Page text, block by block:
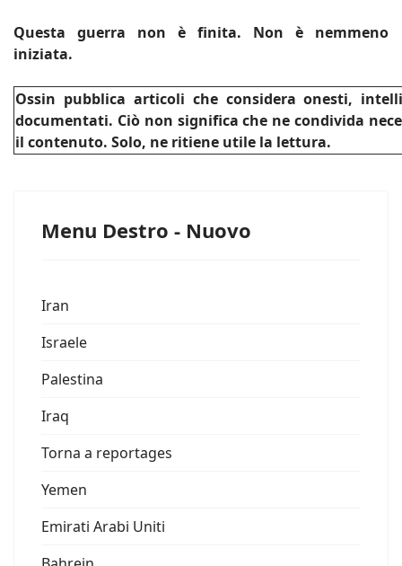
Questa guerra non è finita. Non è nemmeno
iniziata.
Ossin pubblica articoli che considera onesti,
documentati. Ciò non significa che ne condivida
il contenuto. Solo, ne ritiene utile la lettura.
Menu Destro - Nuovo
Iran
Israele
Palestina
Iraq
Torna a reportages
Yemen
Emirati Arabi Uniti